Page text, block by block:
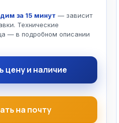
за 15 минут — зависит
Технические
— в подробном описании
цену и наличие
на почту